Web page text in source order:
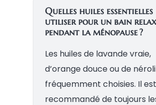
Quelles huiles essentielles
utiliser pour un bain
pendant la ménopause ?
Les huiles de lavande vraie,
d’orange douce ou de
fréquemment choisies. Il est
recommandé de toujours